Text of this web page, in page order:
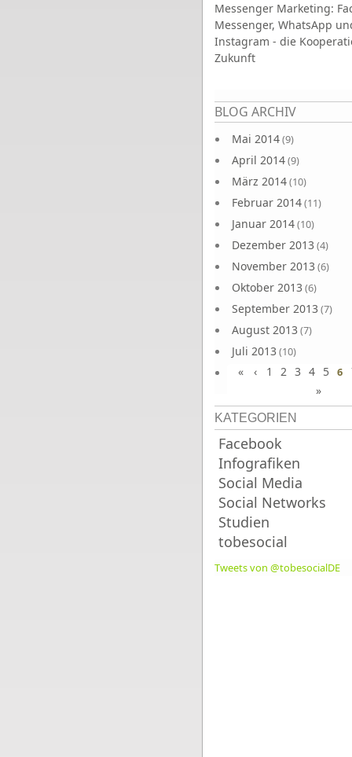
Messenger Marketing:
Messenger, WhatsApp
Instagram - die
Zukunft
BLOG ARCHIV
Mai 2014(9)
April 2014(9)
März 2014(10)
Februar 2014(11)
Januar 2014(10)
Dezember 2013 (4)
November 2013 (6)
Oktober 2013 (6)
September 2013 (7)
August 2013 (7)
Juli 2013 (10)
Juni 2013(10)
Seiten
« ‹ 1 2 3 4 5 6
»
KATEGORIEN
Facebook
Infografiken
Social Media
Social Networks
Studien
tobesocial
Tweets von @tobesocialDE